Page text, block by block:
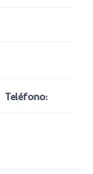
Teléfono: